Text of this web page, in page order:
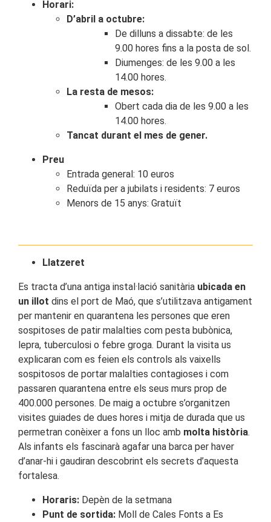
Horari:
D’abril a octubre:
De dilluns a dissabte: de les
9.00 hores fins a la posta de sol.
Diumenges: de les 9.00 a les
14.00 hores.
La resta de mesos:
Obert cada dia de les 9.00 a les
14.00 hores.
Tancat durant el mes de gener.
Preu
Entrada general: 10 euros
Reduïda per a jubilats i residents: 7 euros
Menors de 15 anys: Gratuït
Llatzeret
Es tracta d’una antiga instal·lació sanitària ubicada en
un illot dins el port de Maó, que s’utilitzava antigament
per mantenir en quarantena les persones que eren
sospitoses de patir malalties com pesta bubònica,
lepra, tuberculosi o febre groga. Durant la visita us
explicaran com es feien els controls als vaixells
sospitosos de portar malalties contagioses i com
passaren quarantena entre els seus murs prop de
400.000 persones. De maig a octubre s’organitzen
visites guiades de dues hores i mitja de durada que us
permetran conèixer a fons un lloc amb molta història.
Als infants els fascinarà agafar una barca per haver
d’anar-hi i gaudiran descobrint els secrets d’aquesta
fortalesa.
Horaris: Depèn de la setmana
Punt de sortida: Moll de Cales Fonts a Es